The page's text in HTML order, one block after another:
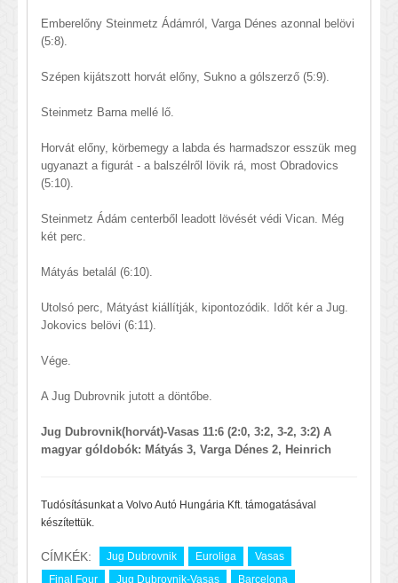
Emberelőny Steinmetz Ádámról, Varga Dénes azonnal belövi
(5:8).
Szépen kijátszott horvát előny, Sukno a gólszerző (5:9).
Steinmetz Barna mellé lő.
Horvát előny, körbemegy a labda és harmadszor esszük meg
ugyanazt a figurát - a balszélről lövik rá, most Obradovics
(5:10).
Steinmetz Ádám centerből leadott lövését védi Vican. Még
két perc.
Mátyás betalál (6:10).
Utolsó perc, Mátyást kiállítják, kipontozódik. Időt kér a Jug.
Jokovics belövi (6:11).
Vége.
A Jug Dubrovnik jutott a döntőbe.
Jug Dubrovnik(horvát)-Vasas 11:6 (2:0, 3:2, 3-2, 3:2) A
magyar góldobók: Mátyás 3, Varga Dénes 2, Heinrich
Tudósításunkat a Volvo Autó Hungária Kft. támogatásával
készítettük.
CÍMKÉK: Jug Dubrovnik Euroliga
Vasas
Final Four
Jug Dubrovnik-Vasas
Barcelona